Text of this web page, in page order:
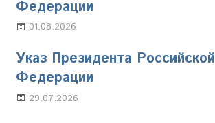
Федерации
01.08.2026
Указ Президента Российской
Федерации
29.07.2026